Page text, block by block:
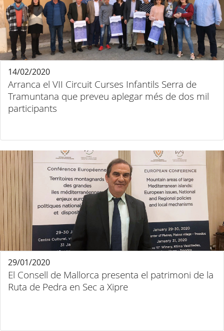
Arranca el VII Circuit Curses Infantils Serra de
Tramuntana que preveu aplegar més de dos mil
participants
14/02/2020
El Consell de Mallorca presenta el patrimoni de la
Ruta de Pedra en Sec a Xipre
29/01/2020